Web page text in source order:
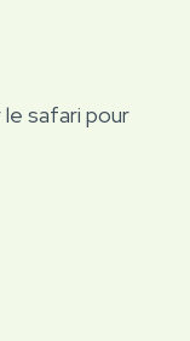
le safari pour